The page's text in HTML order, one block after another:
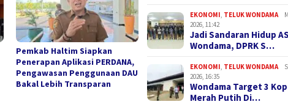
Pemkab Haltim Siapkan
Penerapan Aplikasi PERDANA,
Pengawasan Penggunaan DAU
Bakal Lebih Transparan
EKONOMI TELUK WONDAMA
2026, 11:42
Jadi Sandaran Hidup
Wondama, DPRK S…
EKONOMI TELUK WONDAMA
2026, 16:35
Wondama Target 3
Merah Putih Di…